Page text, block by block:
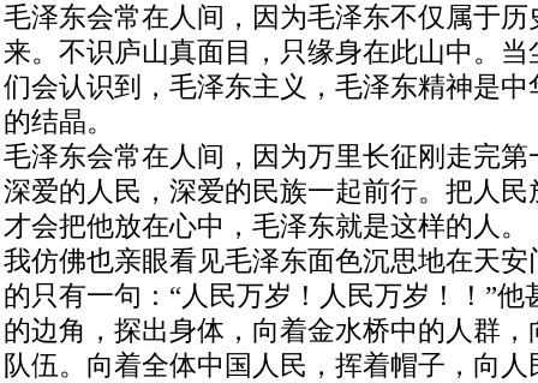
毛泽东会常在人间，因为毛泽东不仅属于
来。不识庐山真面目，只缘身在此山中。
们会认识到，毛泽东主义，毛泽东精神是
的结晶。
毛泽东会常在人间，因为万里长征刚走完
深爱的人民，深爱的民族一起前行。把人
才会把他放在心中，毛泽东就是这样的人。
我仿佛也亲眼看见毛泽东面色沉思地在天
的只有一句：“人民万岁！人民万岁！！”
的边角，探出身体，向着金水桥中的人群
队伍。向着全体中国人民，挥着帽子，向